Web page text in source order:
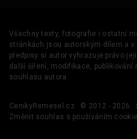
Všechny texty, fotografie i ostatní
stránkách jsou autorským dílem a
předpisy si autor vyhrazuje právo
další šíření, modifikace, publikování
souhlasu autora.
CenikyRemesel.cz © 2012 - 2026
Změnit souhlas s používáním